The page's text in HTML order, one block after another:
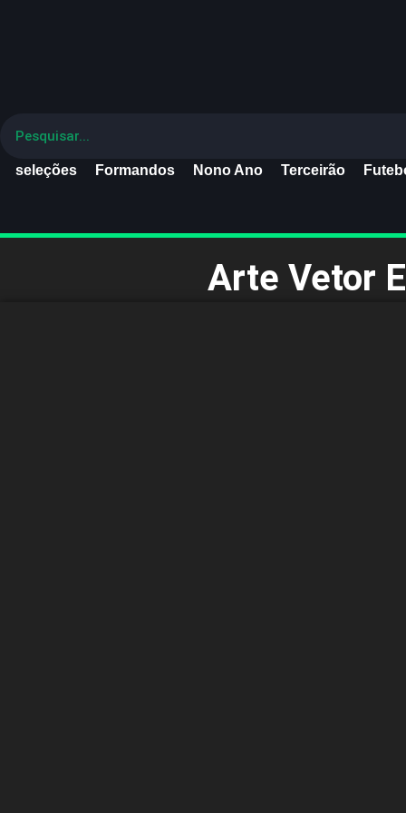
seleções Formandos Nono Ano Terceirão
Arte Vetor